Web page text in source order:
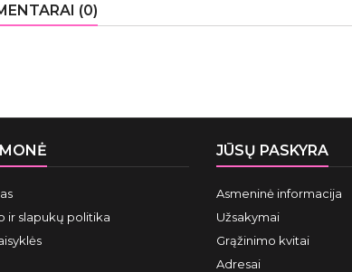
(0)
ir slapukų politika
JŪSŲ PASKYRA
Asmeninė informacija
Užsakymai
Grąžinimo kvitai
Adresai